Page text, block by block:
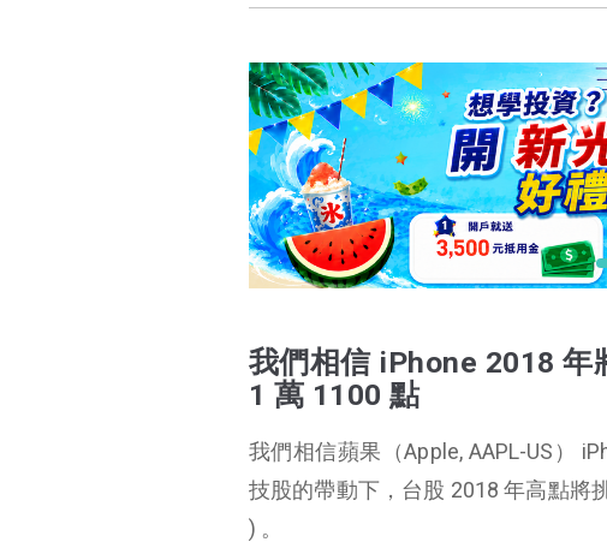
我們相信 iPhone 2018 年
1 萬 1100 點
我們相信蘋果（Apple, AAPL-US）
技股的帶動下，台股 2018 年高點將
) 。